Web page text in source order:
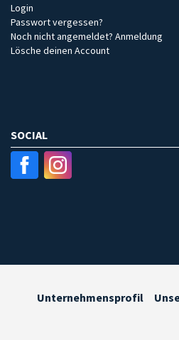
Login
Passwort vergessen?
Noch nicht angemeldet? Anmeldung
Lösche deinen Account
SOCIAL
Unternehmensprofil